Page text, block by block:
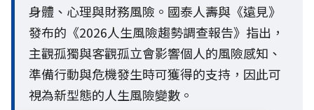
身體、心理與財務風險。國泰人壽與《遠見》
發布的《2026人生風險趨勢調查報告》指出，
主觀孤獨與客觀孤立會影響個人的風險感知、
準備行動與危機發生時可獲得的支持，因此可
視為新型態的人生風險變數。